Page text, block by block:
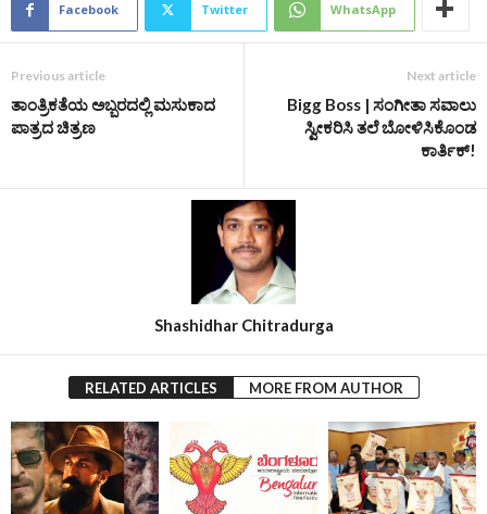
Facebook Twitter WhatsApp
Previous article
ತಾಂತ್ರಿಕತೆಯ ಅಬ್ಬರದಲ್ಲಿ ಮಸುಕಾದ
ಪಾತ್ರದ ಚಿತ್ರಣ
Next article
Bigg Boss | ಸಂಗೀತಾ ಸವಾಲು
ಸ್ವೀಕರಿಸಿ ತಲೆ ಬೋಳಿಸಿಕೊಂಡ
ಕಾರ್ತಿಕ್‌!
Shashidhar Chitradurga
RELATED ARTICLES MORE FROM AUTHOR